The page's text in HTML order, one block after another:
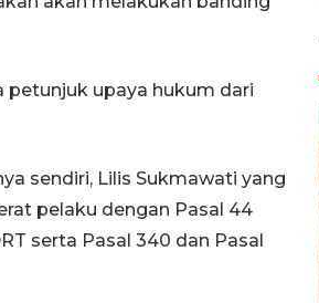
petunjuk upaya hukum dari
sendiri, Lilis Sukmawati yang
pelaku dengan Pasal 44
serta Pasal 340 dan Pasal